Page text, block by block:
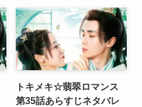
トキメキ☆翡翠ロマンス
第35話あらすじネタバレ